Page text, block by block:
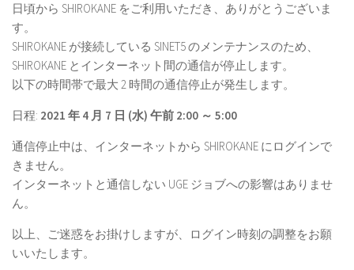
日頃から SHIROKANE をご利用いただき、ありがとうございま
す。
SHIROKANE が接続している SINET5 のメンテナンスのため、
SHIROKANE とインターネット間の通信が停止します。
以下の時間帯で最大 2 時間の通信停止が発生します。
日程: 2021 年 4 月 7 日 (水) 午前 2:00 ～ 5:00
通信停止中は、インターネットから SHIROKANE にログインで
きません。
インターネットと通信しない UGE ジョブへの影響はありませ
ん。
以上、ご迷惑をお掛けしますが、ログイン時刻の調整をお願
いいたします。